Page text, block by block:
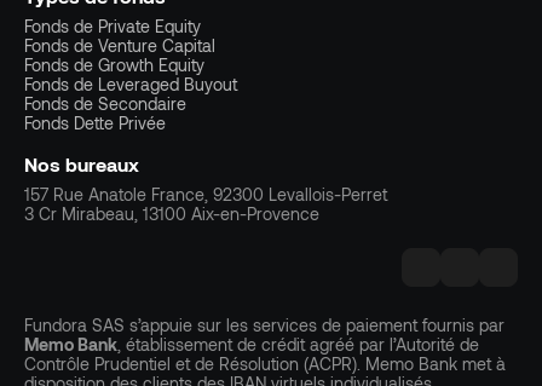
Fonds de Private Equity
Fonds de Venture Capital
Fonds de Growth Equity
Fonds de Leveraged Buyout
Fonds de Secondaire
Fonds Dette Privée
Nos bureaux
157 Rue Anatole France, 92300 Levallois-Perret
3 Cr Mirabeau, 13100 Aix-en-Provence
Fundora SAS s’appuie sur les services de paiement fournis par
Memo Bank , établissement de crédit agréé par l’Autorité de
Contrôle Prudentiel et de Résolution (ACPR). Memo Bank met à